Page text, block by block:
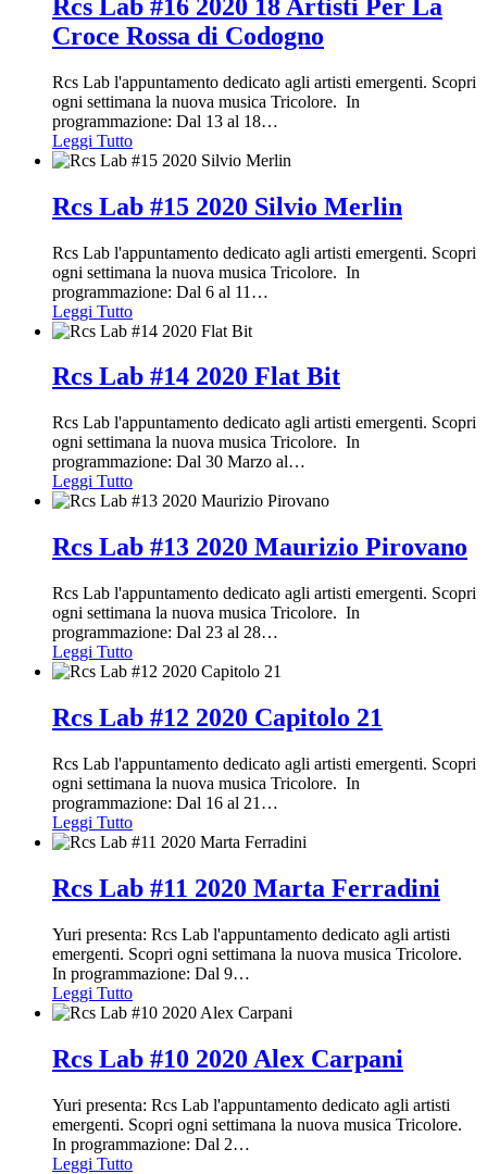
Rcs Lab #16 2020 18 Artisti Per La
Croce Rossa di Codogno
Rcs Lab l'appuntamento dedicato agli artisti emergenti. Scopri
ogni settimana la nuova musica Tricolore. In
programmazione: Dal 13 al 18…
Leggi Tutto
Rcs Lab #15 2020 Silvio Merlin
Rcs Lab l'appuntamento dedicato agli artisti emergenti. Scopri
ogni settimana la nuova musica Tricolore. In
programmazione: Dal 6 al 11 …
Leggi Tutto
Rcs Lab #14 2020 Flat Bit
Rcs Lab l'appuntamento dedicato agli artisti emergenti. Scopri
ogni settimana la nuova musica Tricolore. In
programmazione: Dal 30 Marzo al…
Leggi Tutto
Rcs Lab #13 2020 Maurizio Pirovano
Rcs Lab l'appuntamento dedicato agli artisti emergenti. Scopri
ogni settimana la nuova musica Tricolore. In
programmazione: Dal 23 al 28…
Leggi Tutto
Rcs Lab #12 2020 Capitolo 21
Rcs Lab l'appuntamento dedicato agli artisti emergenti. Scopri
ogni settimana la nuova musica Tricolore. In
programmazione: Dal 16 al 21 …
Leggi Tutto
Rcs Lab #11 2020 Marta Ferradini
Yuri presenta: Rcs Lab l'appuntamento dedicato agli artisti
emergenti. Scopri ogni settimana la nuova musica Tricolore.
In programmazione: Dal 9…
Leggi Tutto
Rcs Lab #10 2020 Alex Carpani
Yuri presenta: Rcs Lab l'appuntamento dedicato agli artisti
emergenti. Scopri ogni settimana la nuova musica Tricolore.
In programmazione: Dal 2…
Leggi Tutto